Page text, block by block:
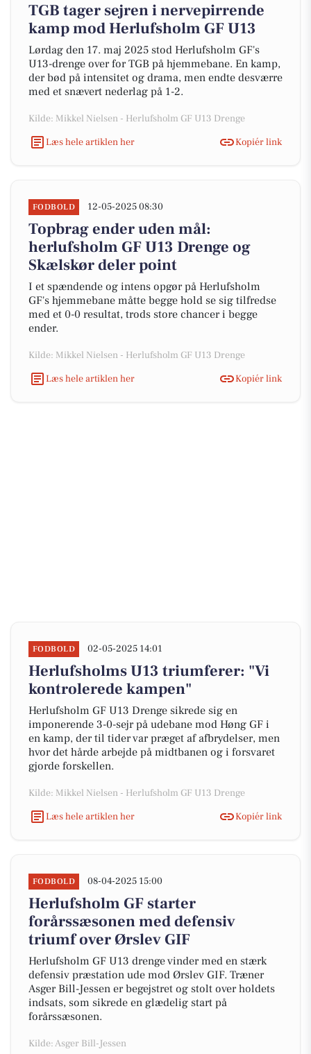
TGB tager sejren i nervepirrende
kamp mod Herlufsholm GF U13
Lørdag den 17. maj 2025 stod Herlufsholm GF's
U13-drenge over for TGB på hjemmebane. En kamp,
der bød på intensitet og drama, men endte desværre
med et snævert nederlag på 1-2.
Kilde: Mikkel Nielsen - Herlufsholm GF U13 Drenge
Læs hele artiklen her
Kopiér link
FODBOLD 12-05-2025 08:30
Topbrag ender uden mål:
herlufsholm GF U13 Drenge og
Skælskør deler point
I et spændende og intens opgør på Herlufsholm
GF's hjemmebane måtte begge hold se sig tilfredse
med et 0-0 resultat, trods store chancer i begge
ender.
Kilde: Mikkel Nielsen - Herlufsholm GF U13 Drenge
Læs hele artiklen her
Kopiér link
FODBOLD 02-05-2025 14:01
Herlufsholms U13 triumferer: "Vi
kontrolerede kampen"
Herlufsholm GF U13 Drenge sikrede sig en
imponerende 3-0-sejr på udebane mod Høng GF i
en kamp, der til tider var præget af afbrydelser, men
hvor det hårde arbejde på midtbanen og i forsvaret
gjorde forskellen.
Kilde: Mikkel Nielsen - Herlufsholm GF U13 Drenge
Læs hele artiklen her
Kopiér link
FODBOLD 08-04-2025 15:00
Herlufsholm GF starter
forårssæsonen med defensiv
triumf over Ørslev GIF
Herlufsholm GF U13 drenge vinder med en stærk
defensiv præstation ude mod Ørslev GIF. Træner
Asger Bill-Jessen er begejstret og stolt over holdets
indsats, som sikrede en glædelig start på
forårssæsonen.
Kilde: Asger Bill-Jessen